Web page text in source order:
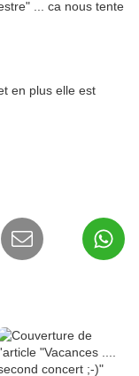
... ca nous tente
en plus elle est